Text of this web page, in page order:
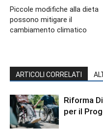
Piccole modifiche alla dieta
possono mitigare il
cambiamento climatico
ARTICOLI CORRELATI
Riforma
per il